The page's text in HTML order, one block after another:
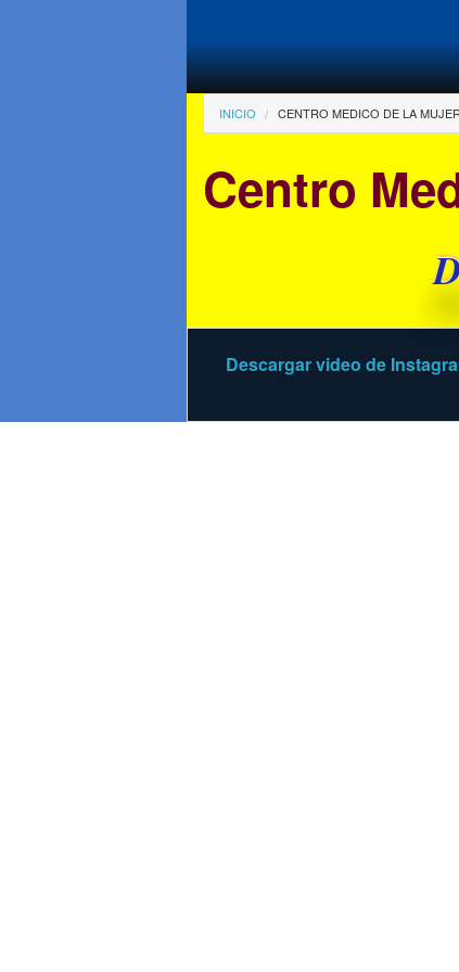
Usted está
INICIO CENTRO MEDICO DE LA MUJER
Centro
Descargar video de